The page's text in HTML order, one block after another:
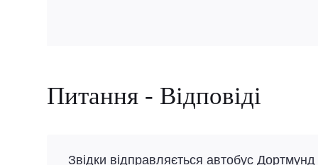
Питання - Відповіді
Звідки відправляється автобус